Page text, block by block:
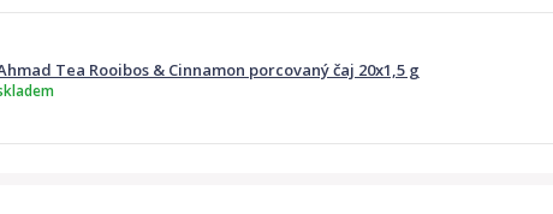
Tea Rooibos & Cinnamon porcovaný čaj 20x1,5 g